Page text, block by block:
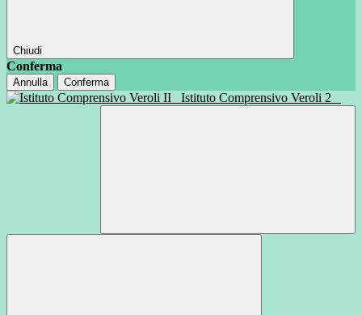
Chiudi
Conferma
Annulla Conferma
Istituto Comprensivo Veroli 2